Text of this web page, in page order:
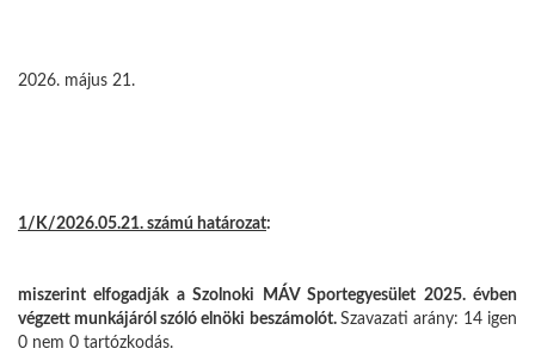
2026. május 21.
1/K/2026.05.21. számú határozat:
miszerint elfogadják a Szolnoki MÁV Sportegyesület 2025. évben
végzett munkájáról szóló elnöki beszámolót. Szavazati arány: 14 igen
0 nem 0 tartózkodás.